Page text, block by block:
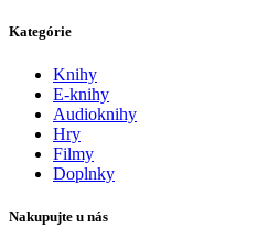
Kategórie
Knihy
E-knihy
Audioknihy
Hry
Filmy
Doplnky
Nakupujte u nás